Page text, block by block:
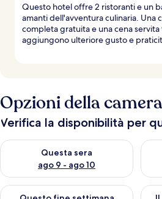
Questo hotel offre 2 ristoranti e un
amanti dell'avventura culinaria. Una
completa gratuita e una cena
aggiungono ulteriore gusto e
Opzioni della camera
Verifica la disponibilità per
Questa sera
ago 9 - ago 10
Verifica la disponibilità per questa
Verifica la disponibilità per questo